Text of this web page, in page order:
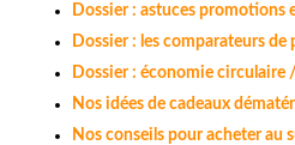
Dossier : astuces promotions
Dossier : les comparateurs de
Dossier : économie circulaire
Nos idées de cadeaux
Nos conseils pour acheter au